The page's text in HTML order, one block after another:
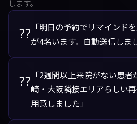
します。
?? 「明日の予約でリマインド
が4名います。自動送信しま
?? 「2週間以上来院がない患
崎・大阪隣接エリアらしい
用意しました」